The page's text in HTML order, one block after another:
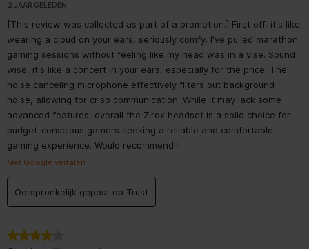
2 JAAR GELEDEN
[This review was collected as part of a promotion.] First off, it's like
wearing a cloud on your ears, seriously comfy. I've pulled marathon
gaming sessions without feeling like my head was in a vise. Sound
wise, it's like a concert in your ears, especially for the price. The
noise canceling microphone effectively filters out background
noise, allowing for crisp communication. While it may lack some
advanced features, overall the Zirox headset is a solid choice for
budget-conscious gamers seeking a reliable and comfortable
gaming experience. Would recommend!!!
Met Google vertalen
Oorspronkelijk gepost op Trust
4 van 5 sterren.